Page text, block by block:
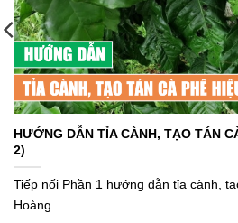
HƯỚNG DẪN TỈA CÀNH, TẠO TÁN
2)
Tiếp nối Phần 1 hướng dẫn tỉa cành,
Hoàng...